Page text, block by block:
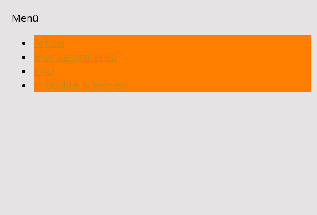
Menü
Zum
Inhalt
springen
Artikel
Blog registrieren
FAQ
Produkte & Review